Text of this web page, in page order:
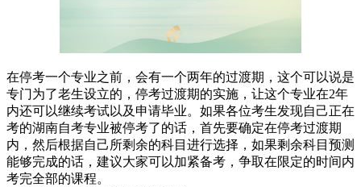
在停考一个专业之前，会有一个两年的过渡期，这个可以说是
专门为了老生设立的，停考过渡期的实施，让这个专业在2年
内还可以继续考试以及申请毕业。如果各位考生发现自己正在
考的湖南自考专业被停考了的话，首先要确定在停考过渡期
内，然后根据自己所剩余的科目进行选择，如果剩余科目预测
能够完成的话，建议大家可以加紧备考，争取在限定的时间内
考完全部的课程。